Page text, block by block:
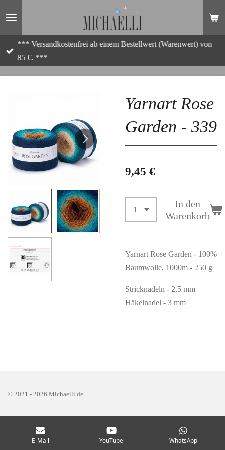
*** Versandkostenfrei ab einem Bestellwert (Warenwert) von
85 €. ***
Yarnart Rose
Garden - 339
9,45 €
In den
Warenkorb
Yarnart Rose Garden - 100%
Baumwolle, 1000m - 250 g
Stricknadeln - 2,5 mm
Häkelnadel - 3 mm
© 2021 - 2026 Michaelli.de
E-Mail YouTube WhatsApp